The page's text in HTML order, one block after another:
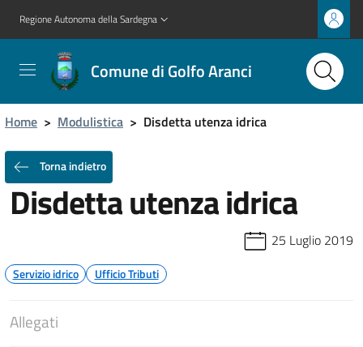
Regione Autonoma della Sardegna
Comune di Golfo Aranci
Home > Modulistica > Disdetta utenza idrica
Torna indietro
Disdetta utenza idrica
25 Luglio 2019
Servizio idrico Ufficio Tributi
Allegati